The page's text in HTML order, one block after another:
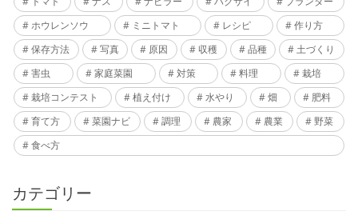
ホウレンソウ
ミニトマト レシピ
作り方
保存方法
写真 原因 収穫 品種
土づくり
害虫
家庭菜園 対策 料理
栽培
栽培コンテスト
植え付け 水やり 畑
肥料
育て方
菜園ナビ 調理 農家 農業
野菜
食べ方
カテゴリー